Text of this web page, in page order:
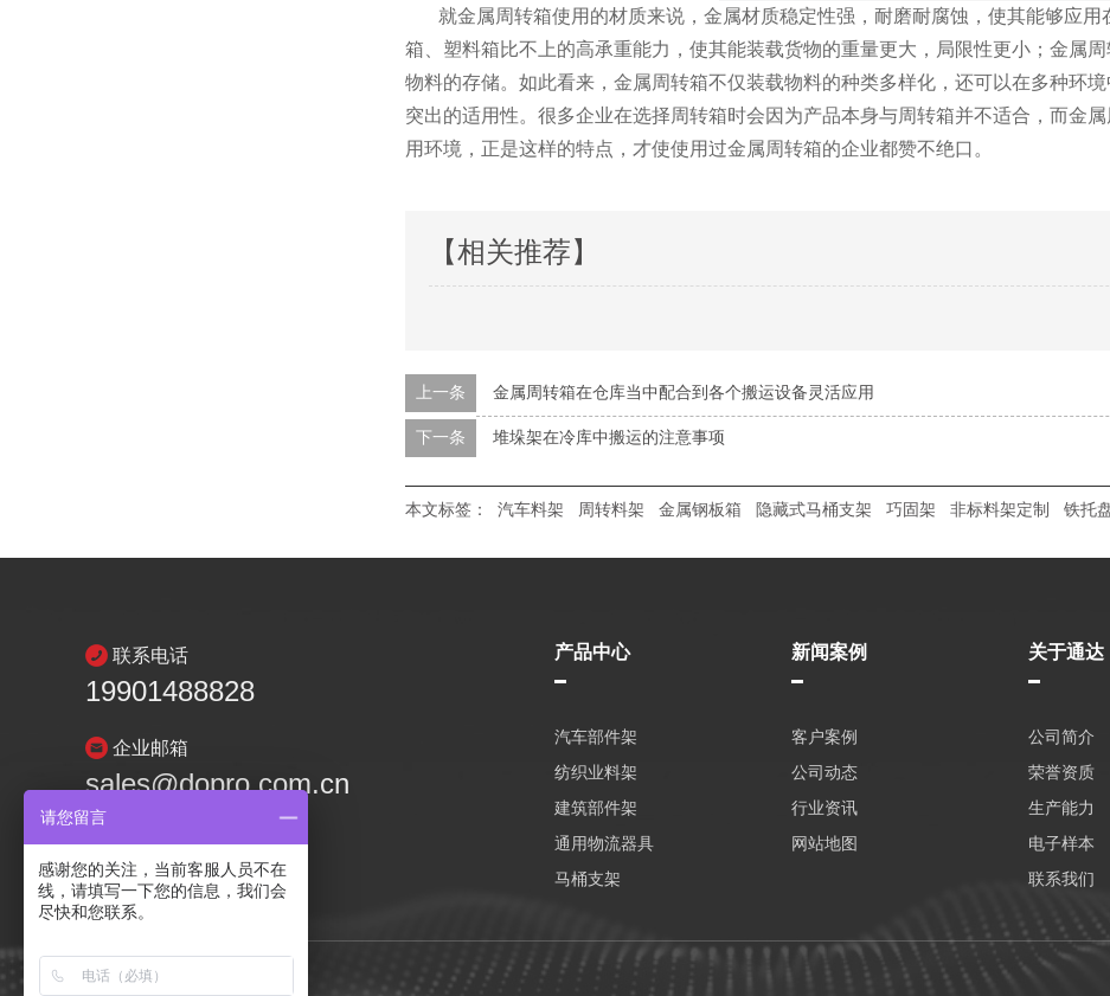
就金属周转箱使用的材质来说，金属材质稳定性强，耐磨耐腐蚀，使其能够应用
箱、塑料箱比不上的高承重能力，使其能装载货物的重量更大，局限性更小；金属
物料的存储。如此看来，金属周转箱不仅装载物料的种类多样化，还可以在多种环
突出的适用性。很多企业在选择周转箱时会因为产品本身与周转箱并不适合，而金
用环境，正是这样的特点，才使使用过金属周转箱的企业都赞不绝口。
【相关推荐】
上一条 金属周转箱在仓库当中配合到各个搬运设备灵活应用
下一条 堆垛架在冷库中搬运的注意事项
本文标签： 汽车料架 周转料架 金属钢板箱 隐藏式马桶支架 巧固架 非标料架定制 铁托
联系电话
19901488828
企业邮箱
sales@dopro.com.cn
产品中心
汽车部件架
纺织业料架
建筑部件架
通用物流器具
马桶支架
新闻案例
客户案例
公司动态
行业资讯
网站地图
关于通达
公司简介
荣誉资质
生产能力
电子样本
联系我们
请您留言
感谢您的关注，当前客服人员不在
线，请填写一下您的信息，我们会
尽快和您联系。